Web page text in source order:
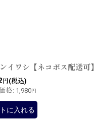
イワシ【ネコポス配送可】
円(税込)
格: 1,980円
に入れる